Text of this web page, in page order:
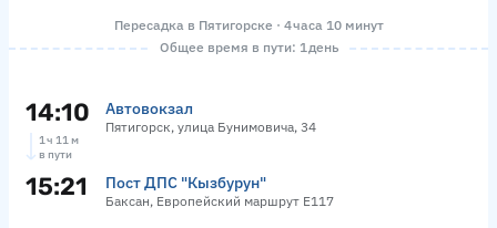
Пересадка в Пятигорске · 4 часа 10 минут
Общее время в пути: 1 день
14:10 Автовокзал
Пятигорск, улица Бунимовича, 34
1 ч 11 м
в пути
15:21 Пост ДПС "Кызбурун"
Баксан, Европейский маршрут Е117